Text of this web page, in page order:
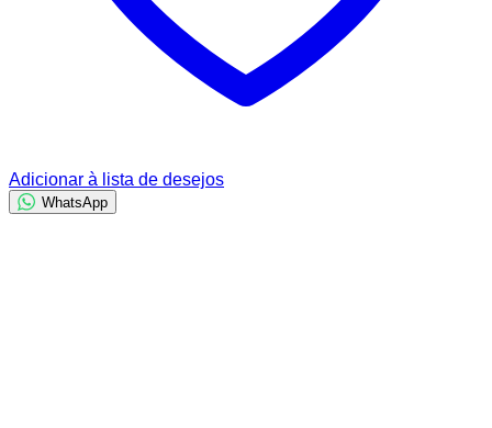
Adicionar à lista de desejos
WhatsApp